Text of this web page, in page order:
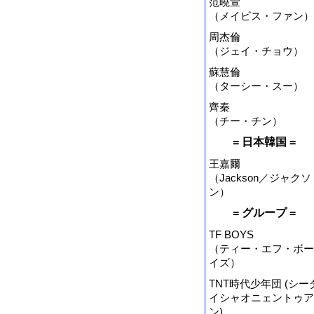
（メイビス・ファン）
周杰倫
（ジェイ・チョウ）
蘇慧倫
（ターシー・スー）
齊秦
（チー・チン）
= 日本韓国 =
王嘉爾
（Jackson／ジャクソ
ン）
= グループ =
TF BOYS
（ティー・エフ・ボー
イズ）
TNT時代少年団 (シー
イシャオニェントゥア
ン)